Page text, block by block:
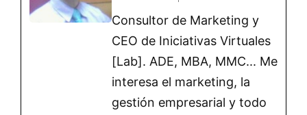
Consultor de Marketing y
CEO de Iniciativas Virtuales
[Lab]. ADE, MBA, MMC... Me
interesa el marketing, la
gestión empresarial y todo